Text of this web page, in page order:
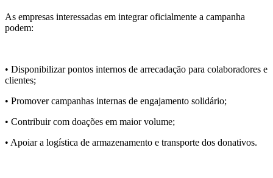
As empresas interessadas em integrar oficialmente a campanha
podem:
• Disponibilizar pontos internos de arrecadação para colaboradores e
clientes;
• Promover campanhas internas de engajamento solidário;
• Contribuir com doações em maior volume;
• Apoiar a logística de armazenamento e transporte dos donativos.